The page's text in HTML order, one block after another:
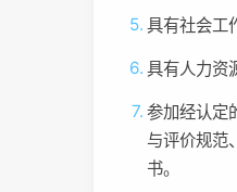
具有社会工
具有人力资
参加经认定
与评价规范
书。